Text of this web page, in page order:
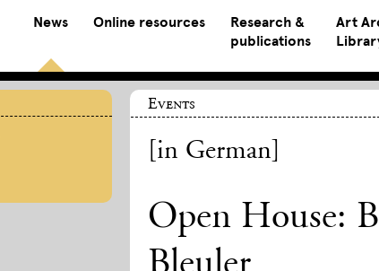
News Online resources
Research &
publications
Art
Events
[in German]
Open House: